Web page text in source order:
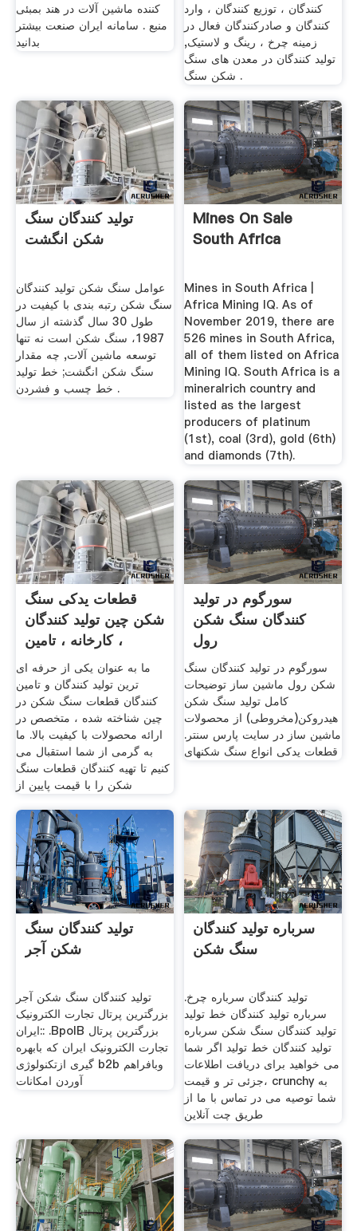
کننده ماشین آلات در هند بمبئی
منبع . سامانه ایران صنعت بیشتر
بدانید
کنندگان ، توزیع کنندگان ، وارد
کنندگان و صادرکنندگان فعال در
زمینه چرخ ، رینگ و لاستیک,
تولید کنندگان در معدن های سنگ
شکن سنگ .
تولید کنندگان سنگ
شکن انگشت
عوامل سنگ شکن تولید کنندگان
سنگ شکن رتبه بندی با کیفیت در
طول 30 سال گذشته از سال
1987، سنگ شکن است نه تنها
توسعه ماشین آلات, چه مقدار
سنگ شکن انگشت; خط تولید
خط چسب و فشردن .
Mines On Sale
South Africa
Mines in South Africa |
Africa Mining IQ. As of
November 2019, there are
526 mines in South Africa,
all of them listed on Africa
Mining IQ. South Africa is a
mineralrich country and
listed as the largest
producers of platinum
(1st), coal (3rd), gold (6th)
and diamonds (7th).
قطعات یدکی سنگ
شکن چین تولید کنندگان
، کارخانه ، تامین
ما به عنوان یکی از حرفه ای
ترین تولید کنندگان و تامین
کنندگان قطعات سنگ شکن در
چین شناخته شده ، متخصص در
ارائه محصولات با کیفیت بالا. ما
به گرمی از شما استقبال می
کنیم تا تهیه کنندگان قطعات سنگ
شکن را با قیمت پایین از
سورگوم در تولید
کنندگان سنگ شکن
رول
سورگوم در تولید کنندگان سنگ
شکن رول ماشین ساز توضیحات
کامل تولید سنگ شکن
هیدروکن(مخروطی) از محصولات
ماشین ساز در سایت پارس سنتر.
قطعات یدکی انواع سنگ شکنهای
تولید کنندگان سنگ
شکن آجر
تولید کنندگان سنگ شکن آجر
بزرگترین پرتال تجارت الکترونیک
ایران:: .BpolB بزرگترین پرتال
تجارت الکترونیک ایران که بابهره
گیری ازتکنولوژی b2b وبافراهم
آوردن امکانات
سرباره تولید کنندگان
سنگ شکن
تولید کنندگان سرباره چرخ.
سرباره تولید کنندگان خط تولید
تولید کنندگان سنگ شکن سرباره
تولید کنندگان خط تولید اگر شما
می خواهید برای دریافت اطلاعات
جزئی تر و قیمت، crunchy به
شما توصیه می در تماس با ما از
طریق چت آنلاین